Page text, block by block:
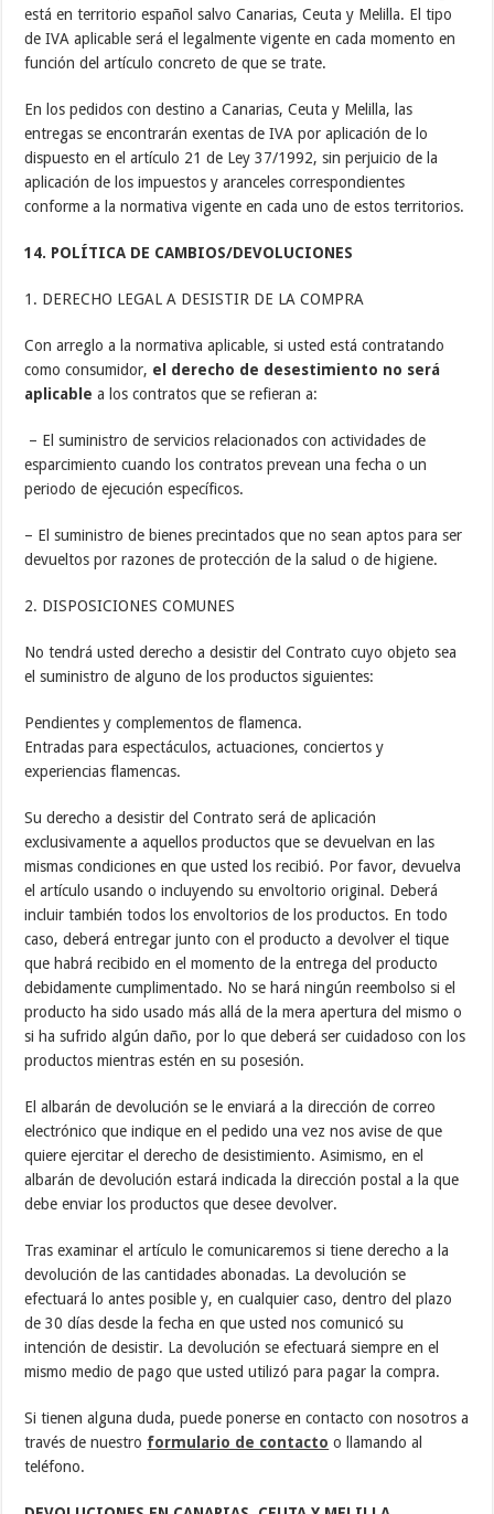
está en territorio español salvo Canarias, Ceuta y Melilla. El tipo
de IVA aplicable será el legalmente vigente en cada momento en
función del artículo concreto de que se trate.
En los pedidos con destino a Canarias, Ceuta y Melilla, las
entregas se encontrarán exentas de IVA por aplicación de lo
dispuesto en el artículo 21 de Ley 37/1992, sin perjuicio de la
aplicación de los impuestos y aranceles correspondientes
conforme a la normativa vigente en cada uno de estos territorios.
14. POLÍTICA DE CAMBIOS/DEVOLUCIONES
1. DERECHO LEGAL A DESISTIR DE LA COMPRA
Con arreglo a la normativa aplicable, si usted está contratando
como consumidor, el derecho de desestimiento no será
aplicable a los contratos que se refieran a:
– El suministro de servicios relacionados con actividades de
esparcimiento cuando los contratos prevean una fecha o un
periodo de ejecución específicos.
– El suministro de bienes precintados que no sean aptos para ser
devueltos por razones de protección de la salud o de higiene.
2. DISPOSICIONES COMUNES
No tendrá usted derecho a desistir del Contrato cuyo objeto sea
el suministro de alguno de los productos siguientes:
Pendientes y complementos de flamenca.
Entradas para espectáculos, actuaciones, conciertos y
experiencias flamencas.
Su derecho a desistir del Contrato será de aplicación
exclusivamente a aquellos productos que se devuelvan en las
mismas condiciones en que usted los recibió. Por favor, devuelva
el artículo usando o incluyendo su envoltorio original. Deberá
incluir también todos los envoltorios de los productos. En todo
caso, deberá entregar junto con el producto a devolver el tique
que habrá recibido en el momento de la entrega del producto
debidamente cumplimentado. No se hará ningún reembolso si el
producto ha sido usado más allá de la mera apertura del mismo o
si ha sufrido algún daño, por lo que deberá ser cuidadoso con los
productos mientras estén en su posesión.
El albarán de devolución se le enviará a la dirección de correo
electrónico que indique en el pedido una vez nos avise de que
quiere ejercitar el derecho de desistimiento. Asimismo, en el
albarán de devolución estará indicada la dirección postal a la que
debe enviar los productos que desee devolver.
Tras examinar el artículo le comunicaremos si tiene derecho a la
devolución de las cantidades abonadas. La devolución se
efectuará lo antes posible y, en cualquier caso, dentro del plazo
de 30 días desde la fecha en que usted nos comunicó su
intención de desistir. La devolución se efectuará siempre en el
mismo medio de pago que usted utilizó para pagar la compra.
Si tienen alguna duda, puede ponerse en contacto con nosotros a
través de nuestro formulario de contacto o llamando al
teléfono.